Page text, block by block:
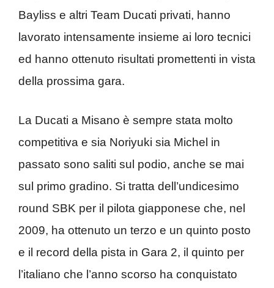
Bayliss e altri Team Ducati privati, hanno
lavorato intensamente insieme ai loro tecnici
ed hanno ottenuto risultati promettenti in vista
della prossima gara.
La Ducati a Misano è sempre stata molto
competitiva e sia Noriyuki sia Michel in
passato sono saliti sul podio, anche se mai
sul primo gradino. Si tratta dell’undicesimo
round SBK per il pilota giapponese che, nel
2009, ha ottenuto un terzo e un quinto posto
e il record della pista in Gara 2, il quinto per
l’italiano che l’anno scorso ha conquistato